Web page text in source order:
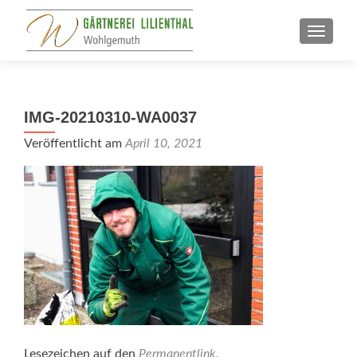
IMG-20210310-WA0037
Veröffentlicht am April 10, 2021
Lesezeichen auf den Permanentlink.